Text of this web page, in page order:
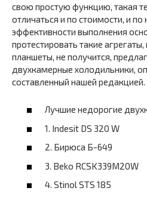
свою простую функцию, такая
отличаться и по стоимости, и
эффективности выполнения
протестировать такие
планшеты, не получится,
двухкамерные холодильники,
составленный нашей редакцией.
Лучшие недорогие
1. Indesit DS 320 W
2. Бирюса Б-649
3. Beko RCSK339M20W
4. Stinol STS 185